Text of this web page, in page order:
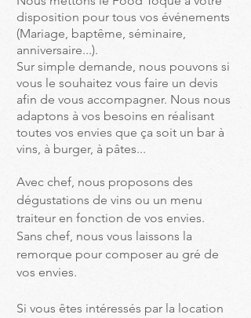
disposition pour tous vos événements
(Mariage, baptême, séminaire,
anniversaire...).
Sur simple demande, nous pouvons si
vous le souhaitez vous faire un devis
afin de vous accompagner. Nous nous
adaptons à vos besoins en réalisant
toutes vos envies que ça soit un bar à
vins, à burger, à pâtes...
Avec chef, nous proposons des
dégustations de vins ou un menu
traiteur en fonction de vos envies.
Sans chef, nous vous laissons la
remorque pour composer au gré de
vos envies.
Si vous êtes intéressés par la location